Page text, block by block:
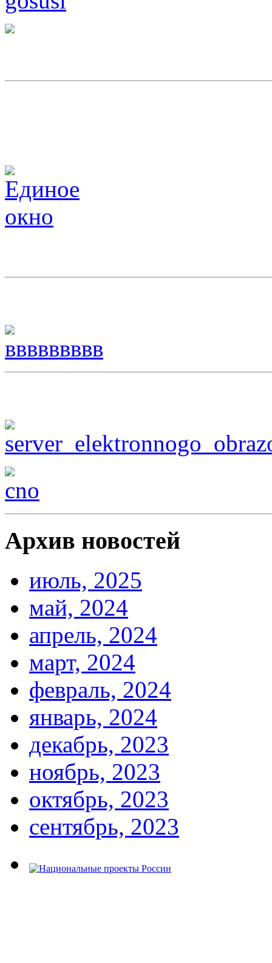
Архив новостей
июль, 2025
май, 2024
апрель, 2024
март, 2024
февраль, 2024
январь, 2024
декабрь, 2023
ноябрь, 2023
октябрь, 2023
сентябрь, 2023